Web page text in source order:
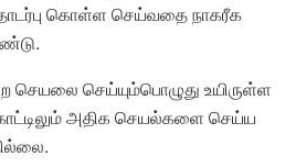
கொள்ள செய்வதை நாகரீக
செய்யும்பொழுது உயிருள்ள
அதிக செயல்களை செய்ய